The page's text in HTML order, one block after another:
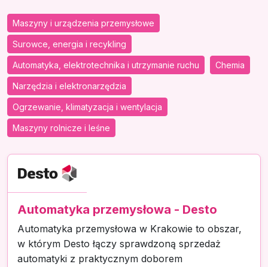
Maszyny i urządzenia przemysłowe
Surowce, energia i recykling
Automatyka, elektrotechnika i utrzymanie ruchu Chemia
Narzędzia i elektronarzędzia
Ogrzewanie, klimatyzacja i wentylacja
Maszyny rolnicze i leśne
Automatyka przemysłowa - Desto
Automatyka przemysłowa w Krakowie to obszar,
w którym Desto łączy sprawdzoną sprzedaż
automatyki z praktycznym doborem